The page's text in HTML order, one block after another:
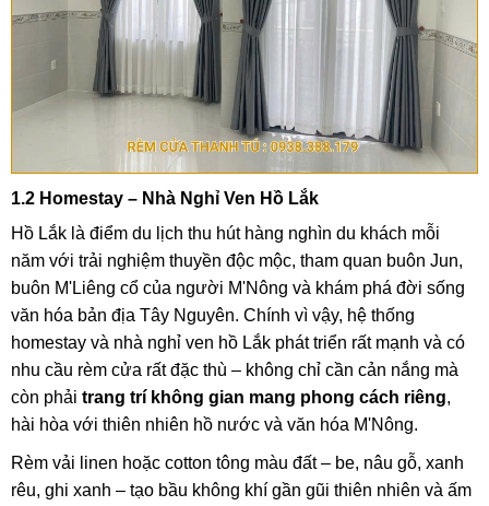
1.2 Homestay – Nhà Nghỉ Ven Hồ Lắk
Hồ Lắk là điểm du lịch thu hút hàng nghìn du khách mỗi
năm với trải nghiệm thuyền độc mộc, tham quan buôn Jun,
buôn M'Liêng cổ của người M'Nông và khám phá đời sống
văn hóa bản địa Tây Nguyên. Chính vì vậy, hệ thống
homestay và nhà nghỉ ven hồ Lắk phát triển rất mạnh và có
nhu cầu rèm cửa rất đặc thù – không chỉ cần cản nắng mà
còn phải trang trí không gian mang phong cách riêng,
hài hòa với thiên nhiên hồ nước và văn hóa M'Nông.
Rèm vải linen hoặc cotton tông màu đất – be, nâu gỗ, xanh
rêu, ghi xanh – tạo bầu không khí gần gũi thiên nhiên và ấm